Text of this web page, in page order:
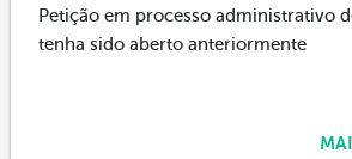
Petição em processo administrativo
tenha sido aberto anteriormente